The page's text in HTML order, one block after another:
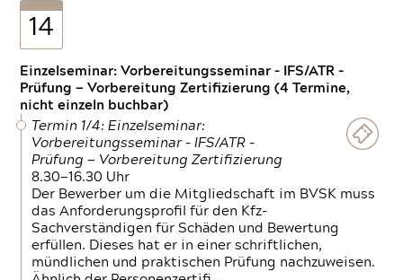
14
Einzelseminar: Vorbereitungsseminar - IFS/ATR -
Prüfung — Vorbereitung Zertifizierung (4 Termine,
nicht einzeln buchbar)
Termin 1/4: Einzelseminar:
Vorbereitungsseminar - IFS/ATR -
Prüfung — Vorbereitung Zertifizierung
8.30—16.30 Uhr
Der Bewerber um die Mitgliedschaft im BVSK muss
das Anforderungsprofil für den Kfz-
Sachverständigen für Schäden und Bewertung
erfüllen. Dieses hat er in einer schriftlichen,
mündlichen und praktischen Prüfung nachzuweisen.